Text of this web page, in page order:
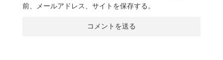
前、メールアドレス、サイトを保存する。